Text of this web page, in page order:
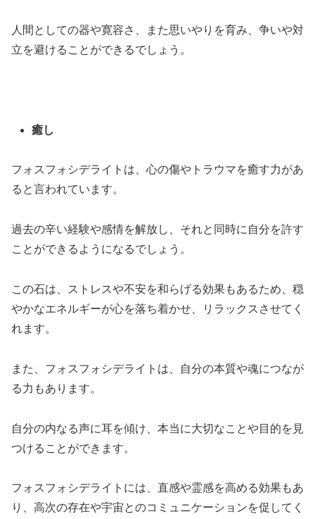
人間としての器や寛容さ、また思いやりを育み、争いや対
立を避けることができるでしょう。
癒し
フォスフォシデライトは、心の傷やトラウマを癒す力があ
ると言われています。
過去の辛い経験や感情を解放し、それと同時に自分を許す
ことができるようになるでしょう。
この石は、ストレスや不安を和らげる効果もあるため、穏
やかなエネルギーが心を落ち着かせ、リラックスさせてく
れます。
また、フォスフォシデライトは、自分の本質や魂につなが
る力もあります。
自分の内なる声に耳を傾け、本当に大切なことや目的を見
つけることができます。
フォスフォシデライトには、直感や霊感を高める効果もあ
り、高次の存在や宇宙とのコミュニケーションを促してく